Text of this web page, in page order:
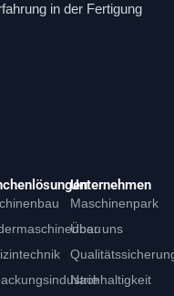
in der Fertigung
Unternehmen
Maschinenpark
Über uns
Nachhaltigkeit